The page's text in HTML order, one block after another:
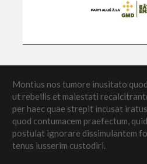
Montius nos tumore inusitato
ut rebellis et maiestati
per haec quae strepit incusat
quod contumacem praefectum,
postulat ignorare dissimulantem
tenus iusserim custodiri.